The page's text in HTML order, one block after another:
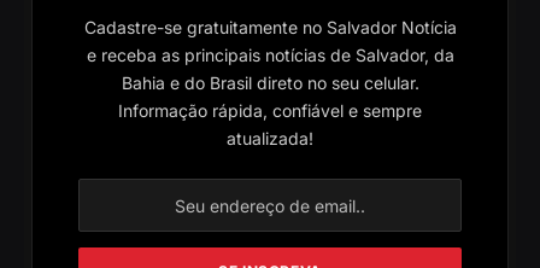
Cadastre-se gratuitamente no Salvador Notícia
e receba as principais notícias de Salvador, da
Bahia e do Brasil direto no seu celular.
Informação rápida, confiável e sempre
atualizada!